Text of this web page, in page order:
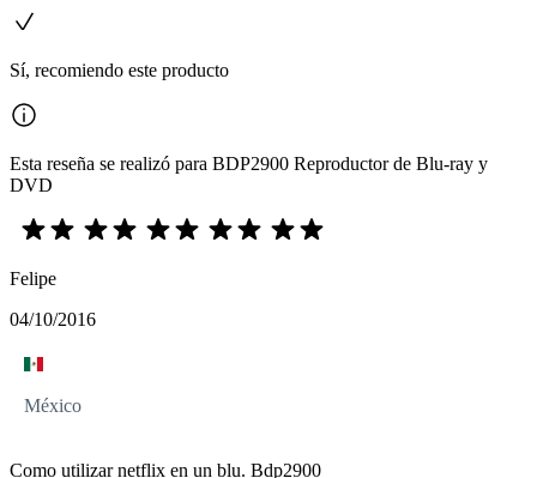
Sí, recomiendo este producto
Esta reseña se realizó para BDP2900 Reproductor de Blu-ray y
DVD
Felipe
04/10/2016
México
Como utilizar netflix en un blu. Bdp2900